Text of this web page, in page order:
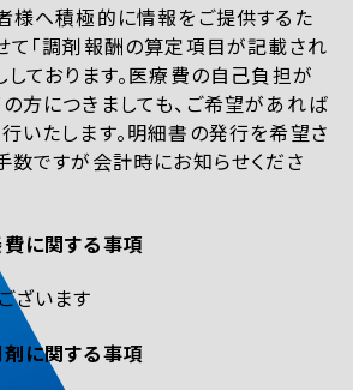
様へ積極的に情報をご提供するた
て「調剤報酬の算定項目が記載され
しております。医療費の自己負担が
方につきましても、ご希望があれば
いたします。明細書の発行を希望さ
数ですが会計時にお知らせくださ
に関する事項
ざいます
に関する事項